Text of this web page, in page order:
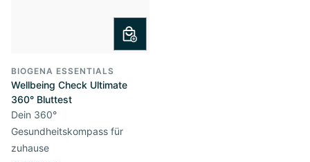
BIOGENA ESSENTIALS
Wellbeing Check Ultimate
360° Bluttest
Dein 360°
Gesundheitskompass für
zuhause